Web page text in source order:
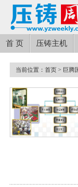
首 页 压铸主机
当前位置： 首页 > 巨腾